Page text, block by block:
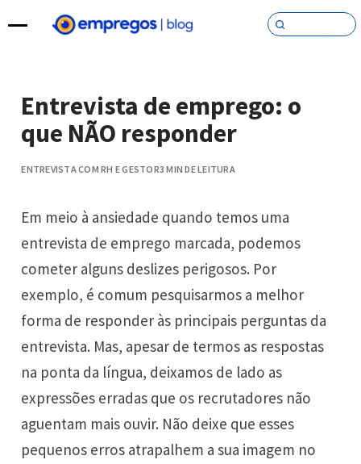
Pular para o conteúdo
Entrevista de emprego: o
que NÃO responder
ENTREVISTA COM RH E GESTOR3 MIN DE LEITURA
Em meio à ansiedade quando temos uma
entrevista de emprego marcada, podemos
cometer alguns deslizes perigosos. Por
exemplo, é comum pesquisarmos a melhor
forma de responder às principais perguntas da
entrevista. Mas, apesar de termos as respostas
na ponta da língua, deixamos de lado as
expressões erradas que os recrutadores não
aguentam mais ouvir. Não deixe que esses
pequenos erros atrapalhem a sua imagem no